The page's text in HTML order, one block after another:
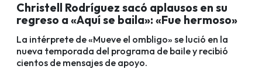
Christell Rodríguez sacó aplausos en su
regreso a «Aquí se baila»: «Fue hermoso»
La intérprete de «Mueve el ombligo» se lució en la
nueva temporada del programa de baile y recibió
cientos de mensajes de apoyo.